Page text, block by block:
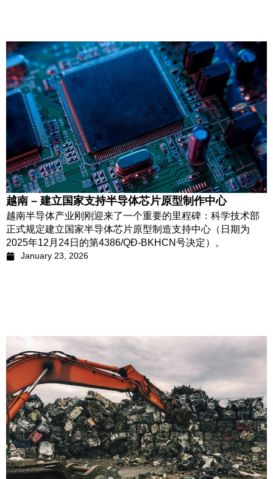
越南 – 建立国家支持半导体芯片原型制作中心
越南半导体产业刚刚迎来了一个重要的里程碑：科学技术部
正式规定建立国家半导体芯片原型制造支持中心（日期为
2025年12月24日的第4386/QĐ-BKHCN号决定）。
January 23, 2026